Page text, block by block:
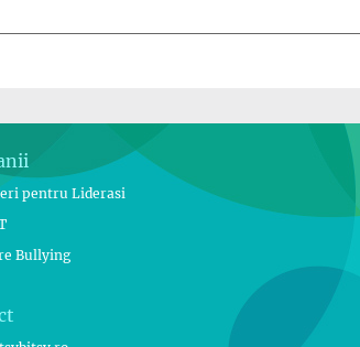
pentru Liderasi
Bullying